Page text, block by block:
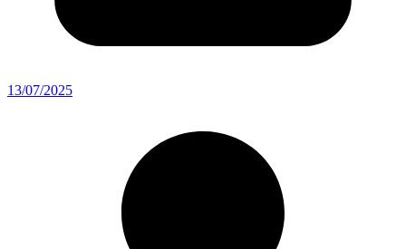
13/07/2025